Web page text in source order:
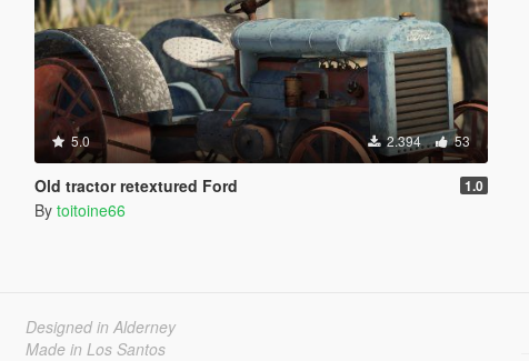
5.0 2.394 53
Old tractor retextured Ford 1.0
By toitoine66
Designed in Alderney
Made in Los Santos